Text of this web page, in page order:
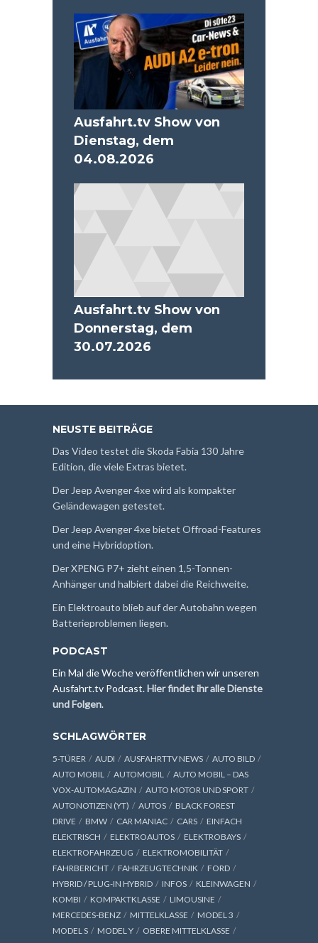
Ausfahrt.tv Show von
Dienstag, dem
04.08.2026
Ausfahrt.tv Show von
Donnerstag, dem
30.07.2026
NEUSTE BEITRÄGE
Das Video testet die Skoda Fabia 130 Jahre
Edition, die viele Extras bietet.
Der Jeep Avenger 4xe wird als kompakter
Geländewagen getestet.
Der Jeep Avenger 4xe bietet Offroad-Features
und eine Hybridoption.
Der XPENG P7+ zieht einen 1,5-Tonnen-
Anhänger und halbiert dabei die Reichweite.
Ein Elektroauto blieb auf der Autobahn wegen
Batterieproblemen liegen.
PODCAST
Ein Mal die Woche veröffentlichen wir unseren
Ausfahrt.tv Podcast.Hier findet ihr alle Dienste
und Folgen.
SCHLAGWÖRTER
5-TÜRER AUDI AUSFAHRTTV NEWS
AUTO BILD
AUTO MOBIL
AUTOMOBIL
AUTO MOBIL – DAS
VOX-AUTOMAGAZIN
AUTO MOTOR UND SPORT
AUTONOTIZEN (YT)
AUTOS
BLACK FOREST
DRIVE
BMW CAR MANIAC CARS
EINFACH
ELEKTRISCH
ELEKTROAUTOS
ELEKTROBAYS
ELEKTROFAHRZEUG
ELEKTROMOBILITÄT
FAHRBERICHT
FAHRZEUGTECHNIK
FORD
HYBRID / PLUG-IN HYBRID
INFOS
KLEINWAGEN
KOMBI
KOMPAKTKLASSE
LIMOUSINE
MERCEDES-BENZ
MITTELKLASSE
MODEL 3
MODEL S
MODEL Y
OBERE MITTELKLASSE